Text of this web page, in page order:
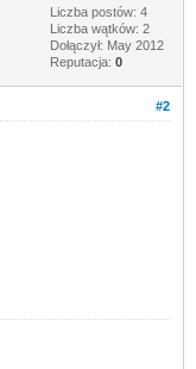
Liczba postów: 4
Liczba wątków: 2
Dołączył: May 2012
Reputacja: 0
#2